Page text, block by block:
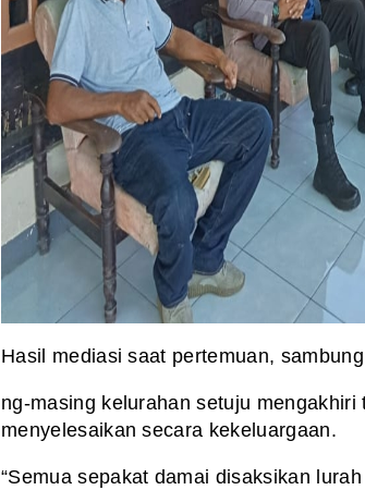
Hasil mediasi saat pertemuan,
ng-masing kelurahan setuju
menyelesaikan secara kekeluargaan.
“Semua sepakat damai disaksikan